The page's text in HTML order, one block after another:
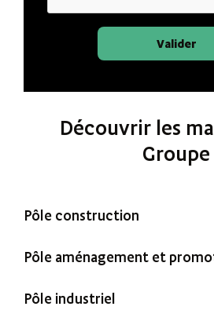
Valider
Découvrir les
Groupe
Pôle construction
Trecobat
Extenbois
Pôle aménagement et
Amenatys
Pôle industriel